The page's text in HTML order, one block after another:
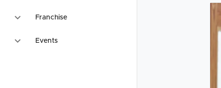
Franchise
Events